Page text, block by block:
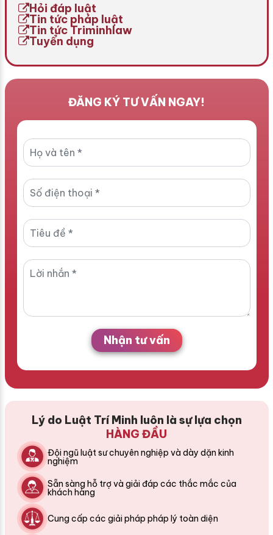
không thực hiện […]
Hỏi đáp luật
Tin tức pháp luật
Tin tức Triminhlaw
Tuyển dụng
ĐĂNG KÝ TƯ VẤN NGAY!
Nhận tư vấn
Lý do Luật Trí Minh luôn là sự lựa chọn
HÀNG ĐẦU
Đội ngũ luật sư chuyên nghiệp và dày dặn kinh
nghiệm
Sẵn sàng hỗ trợ và giải đáp các thắc mắc của
khách hàng
Cung cấp các giải pháp pháp lý toàn diện